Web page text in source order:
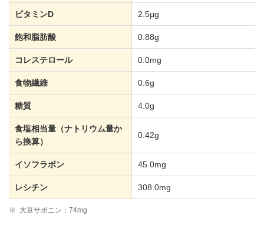
ビタミンD 2.5μg
飽和脂肪酸 0.88g
コレステロール 0.0mg
食物繊維 0.6g
糖質 4.0g
食塩相当量（ナトリウム量か
ら換算）
0.42g
イソフラボン 45.0mg
レシチン 308.0mg
※ 大豆サポニン：74mg